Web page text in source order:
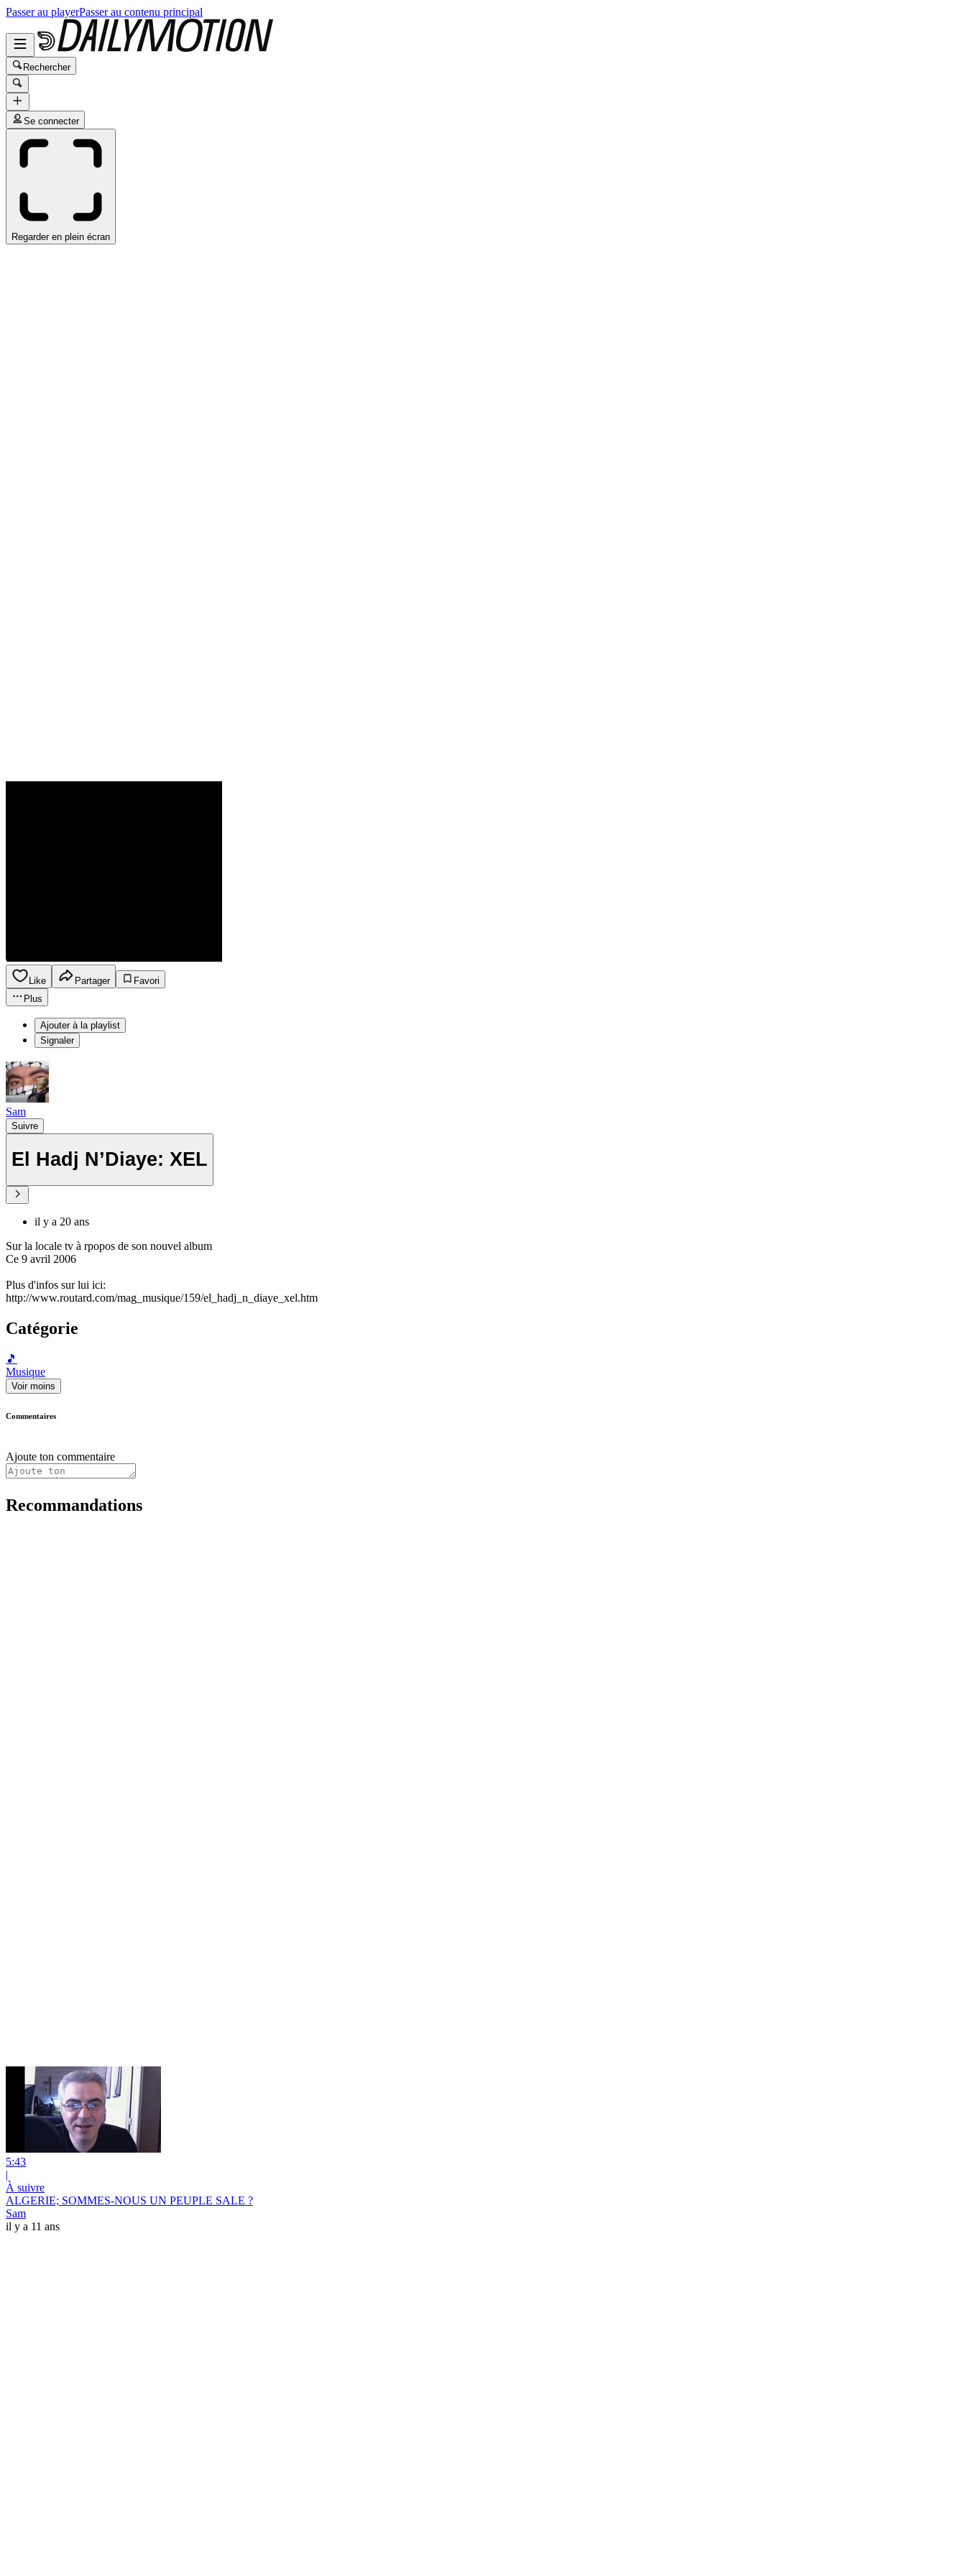
Passer au playerPasser au contenu principal
Rechercher
Se connecter
Regarder en plein écran
Like Partager
Favori
Plus
Ajouter à la playlist
Signaler
Sam
Suivre
El Hadj N’Diaye: XEL
il y a 20 ans
Sur la locale tv à rpopos de son nouvel album
Ce 9 avril 2006
Plus d'infos sur lui ici:
http://www.routard.com/mag_musique/159/el_hadj_n_diaye_xel.htm
Catégorie
🎵
Musique
Voir moins
Commentaires
Ajoute ton commentaire
Recommandations
5:43
|
À suivre
ALGERIE; SOMMES-NOUS UN PEUPLE SALE ?
Sam
il y a 11 ans